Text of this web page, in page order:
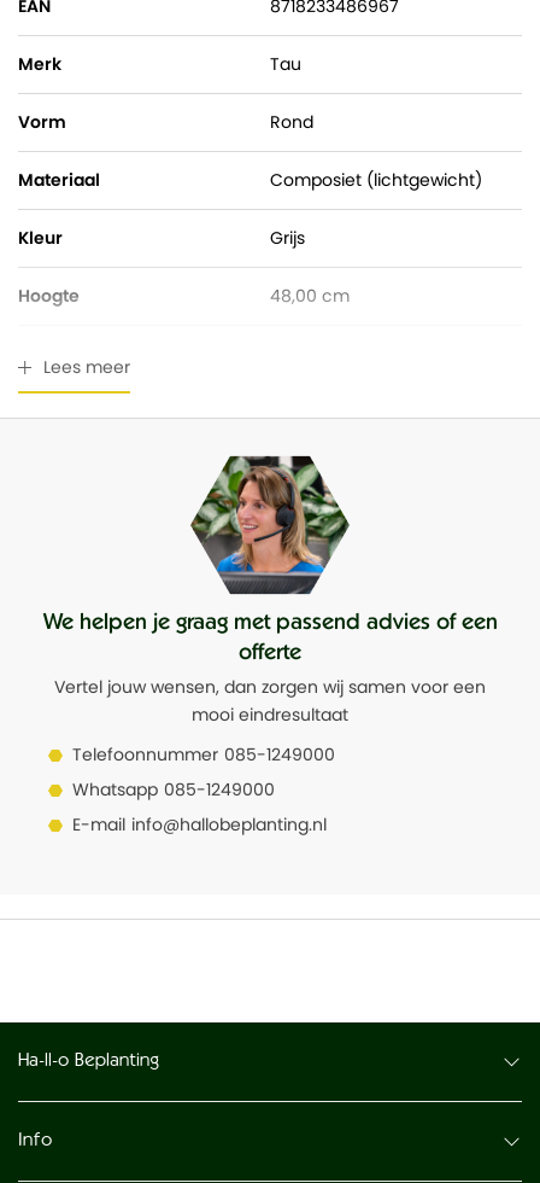
EAN 8718233486967
Merk Tau
Vorm Rond
Materiaal Composiet (lichtgewicht)
Kleur Grijs
Hoogte 48,00 cm
Ingangsdiameter 43,00 cm
Ja
Nee
Lees meer
We helpen je graag met passend advies of een
offerte
Vertel jouw wensen, dan zorgen wij samen voor een
mooi eindresultaat
Telefoonnummer 085-1249000
Whatsapp 085-1249000
E-mail info@hallobeplanting.nl
Ha-ll-o Beplanting
Info